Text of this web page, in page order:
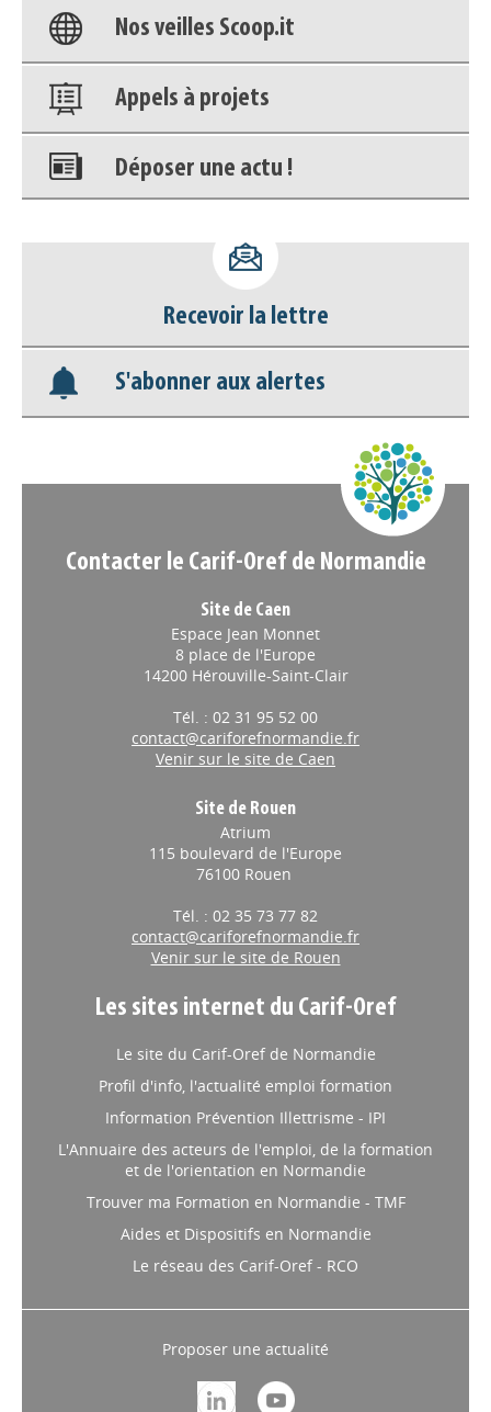
Nos veilles Scoop.it
Appels à projets
Déposer une actu !
déconnecter)
Base documentaire
Nos veilles Scoop.it
Recevoir la lettre
S'abonner aux alertes
Contacter le Carif-Oref de Normandie
Site de Caen
Espace Jean Monnet
8 place de l'Europe
14200 Hérouville-Saint-Clair
Tél. : 02 31 95 52 00
contact@cariforefnormandie.fr
Venir sur le site de Caen
Site de Rouen
Atrium
115 boulevard de l'Europe
76100 Rouen
Tél. : 02 35 73 77 82
contact@cariforefnormandie.fr
Venir sur le site de Rouen
Les sites internet du Carif-Oref
Le site du Carif-Oref de Normandie
Profil d'info, l'actualité emploi formation
Information Prévention Illettrisme - IPI
L'Annuaire des acteurs de l'emploi, de la formation
et de l'orientation en Normandie
Trouver ma Formation en Normandie - TMF
Aides et Dispositifs en Normandie
Le réseau des Carif-Oref - RCO
Proposer une actualité